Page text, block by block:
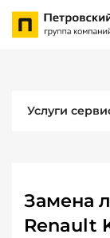
Услуги
Замена
Renault